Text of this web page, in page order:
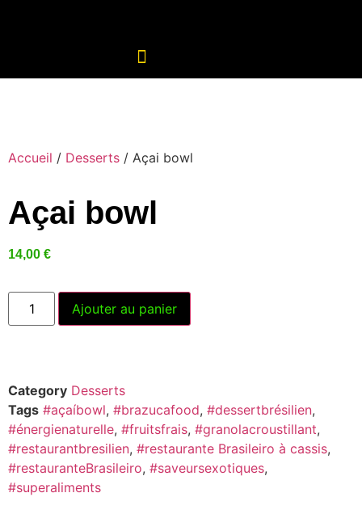
Accueil / Desserts / Açai bowl
Açai bowl
14,00 €
Ajouter au panier
Category Desserts
Tags #açaíbowl, #brazucafood, #dessertbrésilien,
#énergienaturelle, #fruitsfrais, #granolacroustillant,
#restaurantbresilien, #restaurante Brasileiro à cassis,
#restauranteBrasileiro, #saveursexotiques,
#superaliments